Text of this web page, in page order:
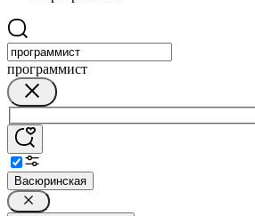
программист
Васюринская